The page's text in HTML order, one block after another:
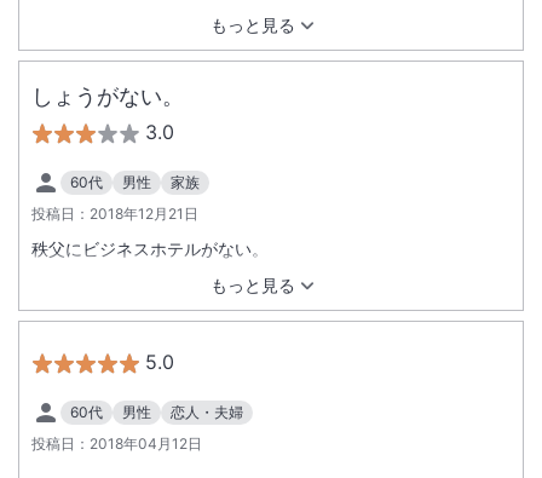
もっと見る
しょうがない。
3.0
60代 男性
家族
投稿日： 2018年12月21日
もっと見る
秩父にビジネスホテルがない。
5.0
60代 男性
恋人・夫婦
投稿日： 2018年04月12日